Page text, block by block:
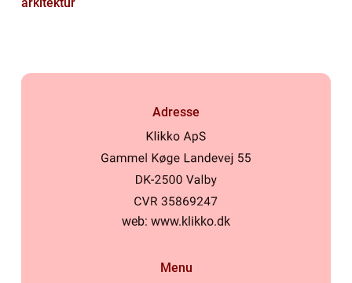
Adresse
web: www.klikko.dk
Menu